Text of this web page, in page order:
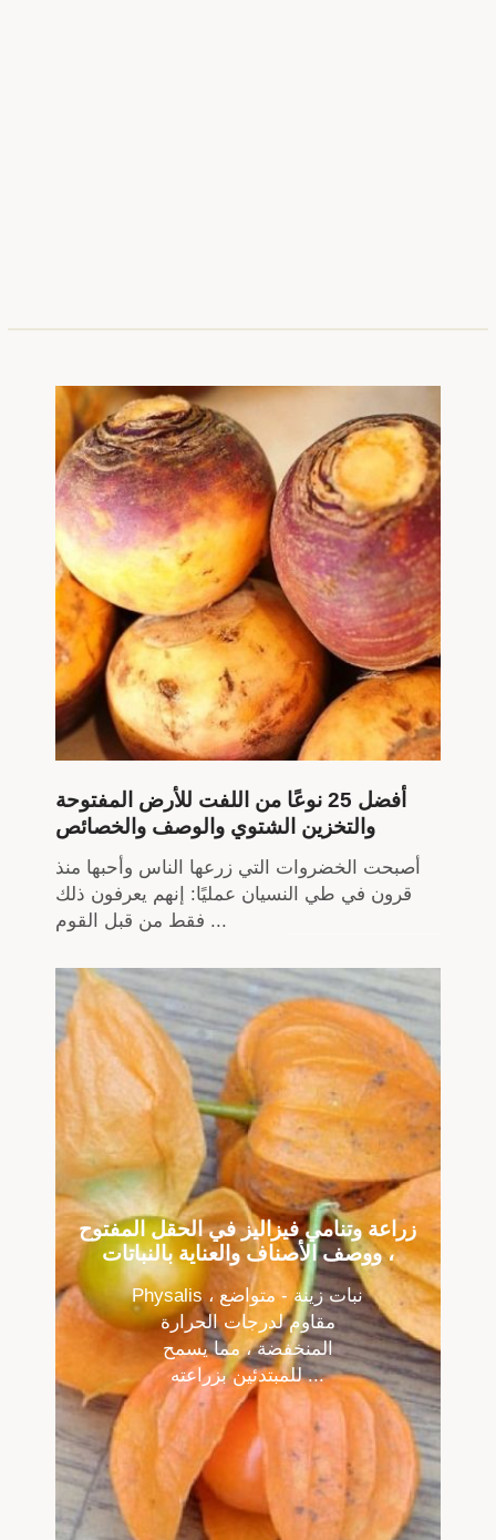
أفضل 25 نوعًا من اللفت للأرض المفتوحة
والتخزين الشتوي والوصف والخصائص
أصبحت الخضروات التي زرعها الناس وأحبها منذ
قرون في طي النسيان عمليًا: إنهم يعرفون ذلك
فقط من قبل القوم ...
زراعة وتنامي فيزاليز في الحقل المفتوح
، ووصف الأصناف والعناية بالنباتات
Physalis نبات زينة - متواضع ،
مقاوم لدرجات الحرارة
المنخفضة ، مما يسمح
للمبتدئين بزراعته ...